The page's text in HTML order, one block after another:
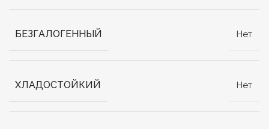
БЕЗГАЛОГЕННЫЙ Нет
ХЛАДОСТОЙКИЙ Нет